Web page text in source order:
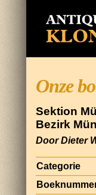
Onze
Sektion
Bezirk
Door Dieter
Categorie